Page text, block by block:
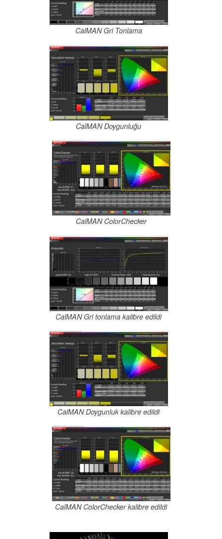
CalMAN Gri Tonlama
CalMAN Doygunluğu
CalMAN ColorChecker
CalMAN Gri tonlama kalibre edildi
CalMAN Doygunluk kalibre edildi
CalMAN ColorChecker kalibre edildi